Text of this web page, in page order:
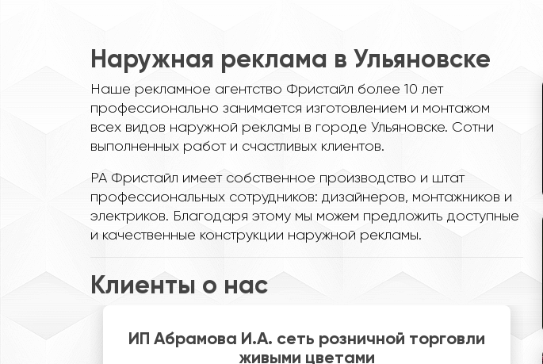
Наружная реклама в Ульяновске
Наше рекламное агентство Фристайл более 10 лет
профессионально занимается изготовлением и монтажом
всех видов наружной рекламы в городе Ульяновске. Сотни
выполненных работ и счастливых клиентов.
РА Фристайл имеет собственное производство и штат
профессиональных сотрудников: дизайнеров, монтажников и
электриков. Благодаря этому мы можем предложить доступные
и качественные конструкции наружной рекламы.
Клиенты о нас
Директор кафе "Атлантида", Вагнер Л.В.